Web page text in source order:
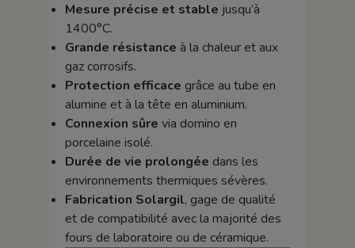
Mesure précise et stable jusqu’à
1400°C.
Grande résistance à la chaleur et aux
gaz corrosifs.
Protection efficace grâce au tube en
alumine et à la tête en aluminium.
Connexion sûre via domino en
porcelaine isolé.
Durée de vie prolongée dans les
environnements thermiques sévères.
Fabrication Solargil, gage de qualité
et de compatibilité avec la majorité des
fours de laboratoire ou de céramique.